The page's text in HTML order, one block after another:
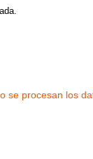
se procesan los